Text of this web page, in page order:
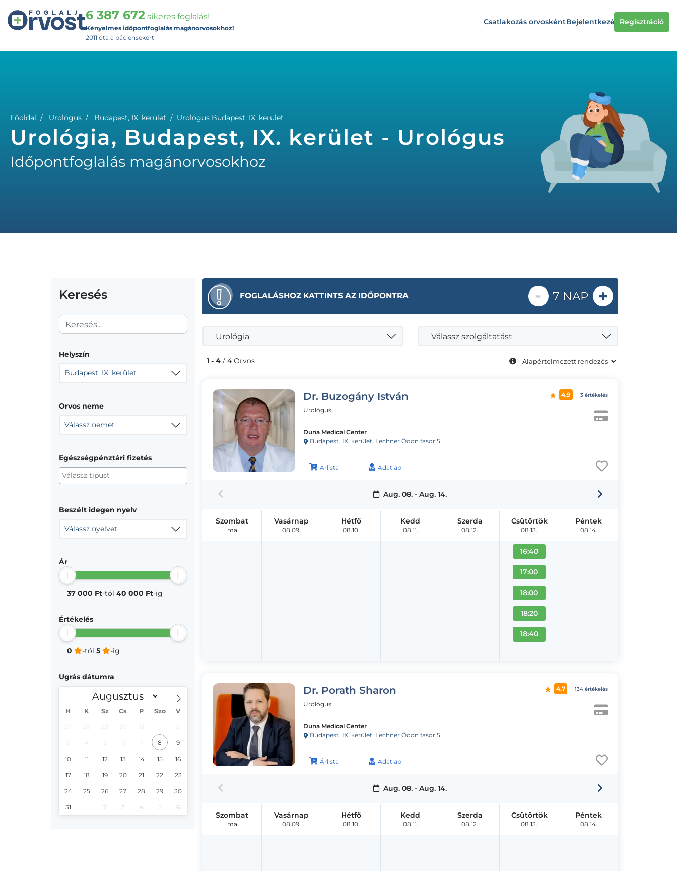
6 387 672 sikeres foglalás!
Kényelmes időpontfoglalás magánorvosokhoz!
2011 óta a páciensekért
Csatlakozás orvoskéntBejelentkezés Regisztráció
Főoldal Urológus Budapest, IX. kerület Urológus Budapest, IX. kerület
Urológia, Budapest, IX. kerület - Urológus
Időpontfoglalás magánorvosokhoz
Keresés
Helyszín
Budapest, IX. kerület
Orvos neme
Válassz nemet
Egészségpénztári fizetés
Beszélt idegen nyelv
Válassz nyelvet
Ár
37 000 Ft-tól 40 000 Ft-ig
Értékelés
0 -tól 5 -ig
Ugrás dátumra
H K Sz Cs P Szo V
8 9
10 11 12 13 14 15 16
17 18 19 20 21 22 23
24 25 26 27 28 29 30
31 1 2 3 4 5 6
FOGLALÁSHOZ KATTINTS AZ IDŐPONTRA - 7 NAP +
Urológia Válassz szolgáltatást
1 - 4 / 4 Orvos
Dr. Buzogány István
Urológus
Duna Medical Center
Budapest, IX. kerület, Lechner Ödön fasor 5.
Árlista Adatlap
4.9 3 értékelés
Aug. 08. - Aug. 14.
Szombat
ma
Vasárnap
08.09.
Hétfő
08.10.
Kedd
08.11.
Szerda
08.12.
Csütörtök
08.13.
16:40
17:00
18:00
18:20
18:40
Péntek
08.14.
Dr. Porath Sharon
Urológus
Duna Medical Center
Budapest, IX. kerület, Lechner Ödön fasor 5.
Árlista Adatlap
4.7 134 értékelés
Aug. 08. - Aug. 14.
Szombat
ma
Vasárnap
08.09.
Hétfő
08.10.
Kedd
08.11.
Szerda
08.12.
Csütörtök
08.13.
Péntek
08.14.